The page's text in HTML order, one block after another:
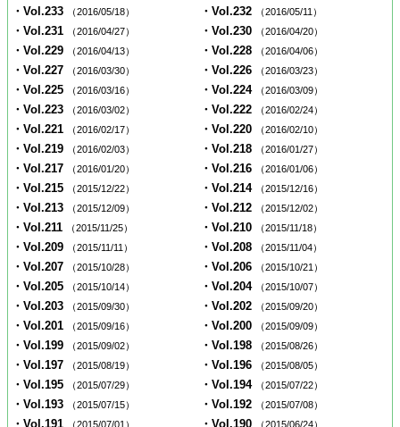
・Vol.233 （2016/05/18） ・Vol.232 （2016/05/11）
・Vol.231 （2016/04/27） ・Vol.230 （2016/04/20）
・Vol.229 （2016/04/13） ・Vol.228 （2016/04/06）
・Vol.227 （2016/03/30） ・Vol.226 （2016/03/23）
・Vol.225 （2016/03/16） ・Vol.224 （2016/03/09）
・Vol.223 （2016/03/02） ・Vol.222 （2016/02/24）
・Vol.221 （2016/02/17） ・Vol.220 （2016/02/10）
・Vol.219 （2016/02/03） ・Vol.218 （2016/01/27）
・Vol.217 （2016/01/20） ・Vol.216 （2016/01/06）
・Vol.215 （2015/12/22） ・Vol.214 （2015/12/16）
・Vol.213 （2015/12/09） ・Vol.212 （2015/12/02）
・Vol.211 （2015/11/25） ・Vol.210 （2015/11/18）
・Vol.209 （2015/11/11） ・Vol.208 （2015/11/04）
・Vol.207 （2015/10/28） ・Vol.206 （2015/10/21）
・Vol.205 （2015/10/14） ・Vol.204 （2015/10/07）
・Vol.203 （2015/09/30） ・Vol.202 （2015/09/20）
・Vol.201 （2015/09/16） ・Vol.200 （2015/09/09）
・Vol.199 （2015/09/02） ・Vol.198 （2015/08/26）
・Vol.197 （2015/08/19） ・Vol.196 （2015/08/05）
・Vol.195 （2015/07/29） ・Vol.194 （2015/07/22）
・Vol.193 （2015/07/15） ・Vol.192 （2015/07/08）
・Vol.191 （2015/07/01） ・Vol.190 （2015/06/24）